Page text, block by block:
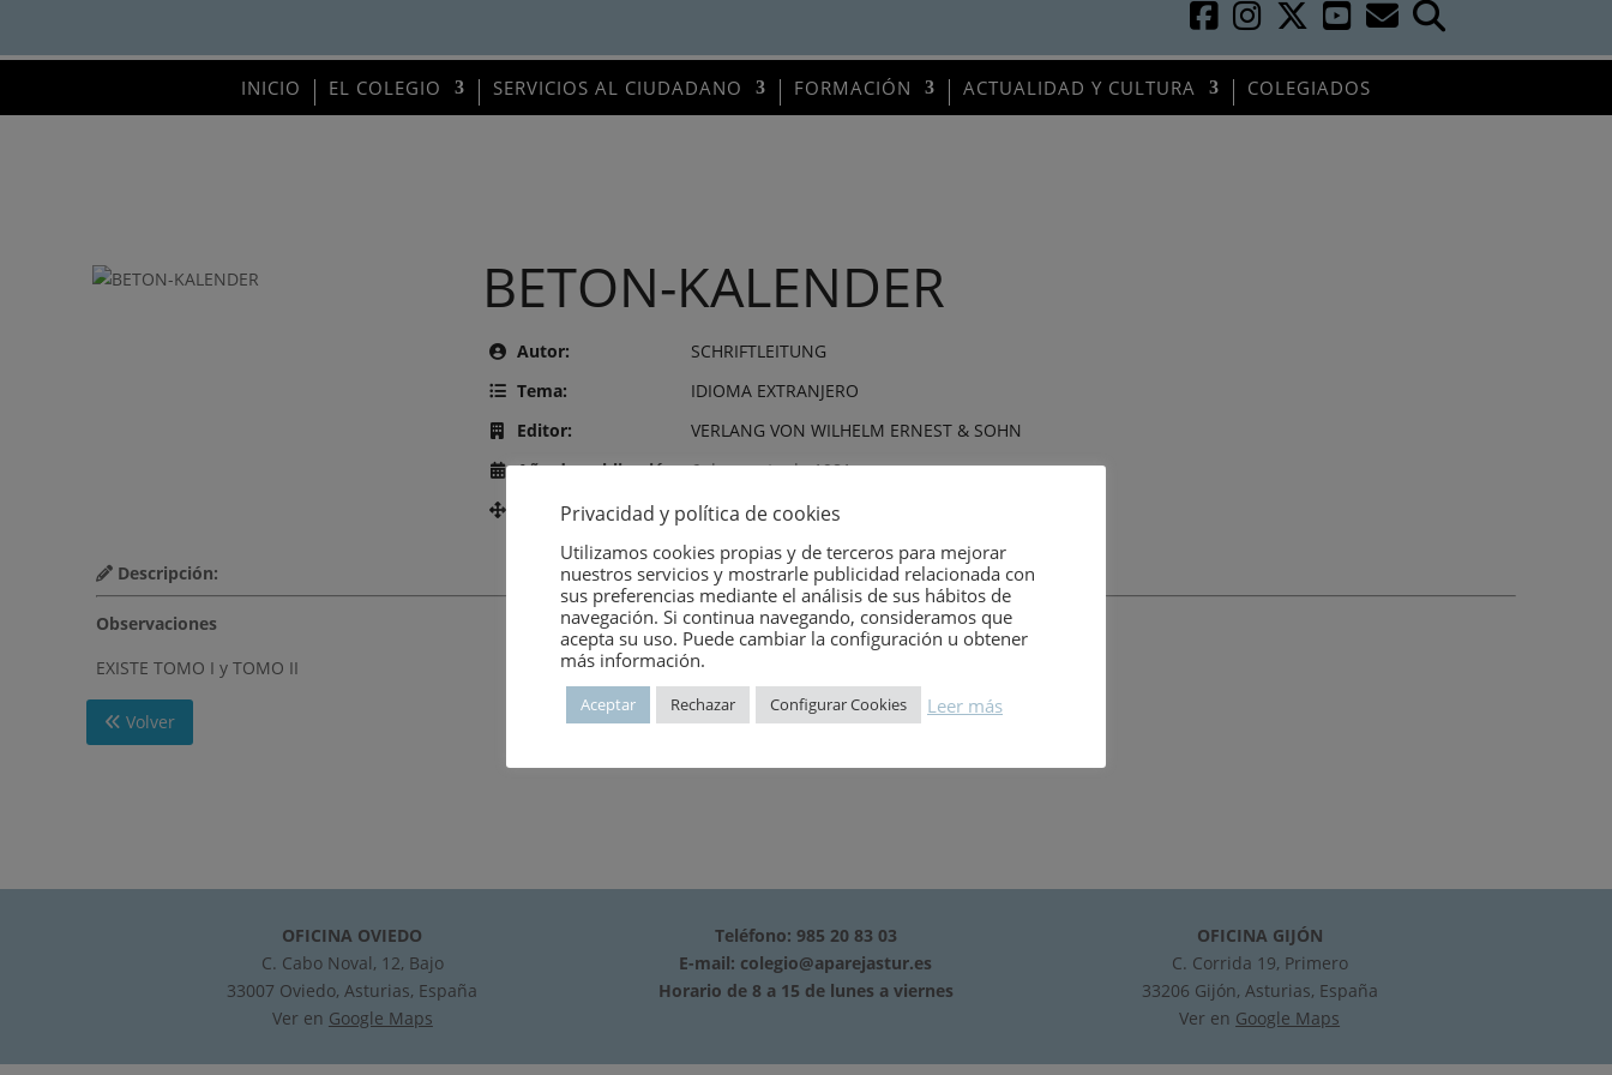
INICIO EL COLEGIO SERVICIOS AL CIUDADANO FORMACIÓN ACTUALIDAD Y CULTURA COLEGIADOS
BETON-KALENDER
Autor:
SCHRIFTLEITUNG
Tema:
IDIOMA EXTRANJERO
Editor:
VERLANG VON WILHELM ERNEST & SOHN
Año de publicación: 6 de agosto de 1981
Número:
639
Descripción:
Observaciones
EXISTE TOMO I y TOMO II
Volver
OFICINA OVIEDO
C. Cabo Noval, 12, Bajo
33007 Oviedo, Asturias, España
Ver en Google Maps
Teléfono: 985 20 83 03
E-mail: colegio@aparejastur.es
Horario de 8 a 15 de lunes a viernes
OFICINA GIJÓN
C. Corrida 19, Primero
33206 Gijón, Asturias, España
Ver en Google Maps
Privacidad y política de cookies
Utilizamos cookies propias y de terceros para mejorar
nuestros servicios y mostrarle publicidad relacionada con
sus preferencias mediante el análisis de sus hábitos de
navegación. Si continua navegando, consideramos que
acepta su uso. Puede cambiar la configuración u obtener
más información.
Aceptar Rechazar Configurar Cookies Leer más